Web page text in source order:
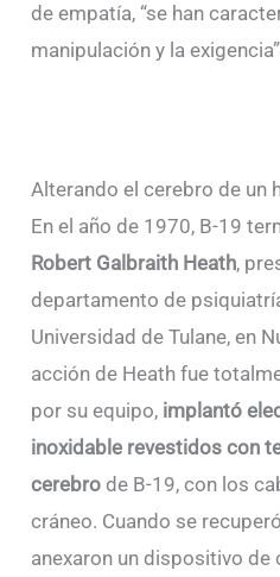
de empatía, “se han
manipulación y la
Alterando el cerebro de un
En el año de 1970, B-19
Robert Galbraith Heath,
departamento de
Universidad de Tulane, en
acción de Heath fue
por su equipo, implantó
inoxidable revestidos con
cerebro de B-19, con los
cráneo. Cuando se
anexaron un dispositivo